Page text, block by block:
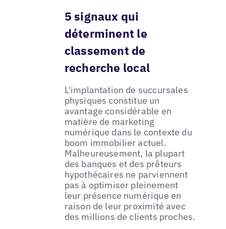
5 signaux qui
déterminent le
classement de
recherche local
L'implantation de succursales
physiques constitue un
avantage considérable en
matière de marketing
numérique dans le contexte du
boom immobilier actuel.
Malheureusement, la plupart
des banques et des prêteurs
hypothécaires ne parviennent
pas à optimiser pleinement
leur présence numérique en
raison de leur proximité avec
des millions de clients proches.